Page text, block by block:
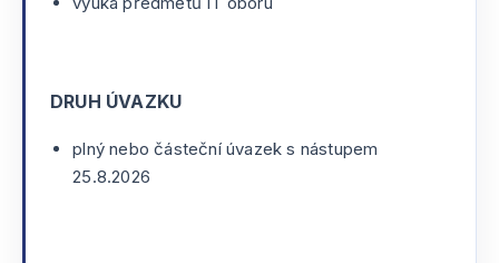
DRUH ÚVAZKU
plný nebo částeční úvazek s nástupem
25.8.2026